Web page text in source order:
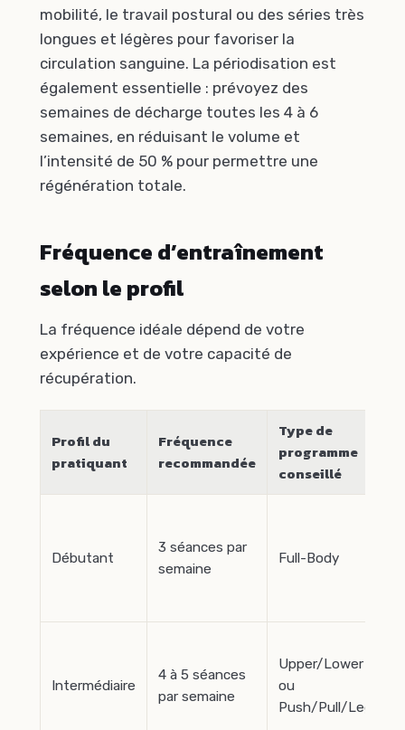
mobilité, le travail postural ou des séries très
longues et légères pour favoriser la
circulation sanguine. La périodisation est
également essentielle : prévoyez des
semaines de décharge toutes les 4 à 6
semaines, en réduisant le volume et
l’intensité de 50 % pour permettre une
régénération totale.
Fréquence d’entraînement
selon le profil
La fréquence idéale dépend de votre
expérience et de votre capacité de
récupération.
Profil du
pratiquant
Fréquence
recommandée
Type de
programme
conseillé
Débutant
3 séances par
semaine
Full-Body
Intermédiaire
4 à 5 séances
par semaine
Upper/Lower
ou
Push/Pull/Legs